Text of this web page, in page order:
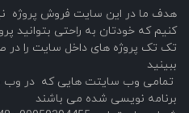
هدف ما در این سایت فروش پروژه
کنیم که خودتان به راحتی بتوانید
تک تک پروژه های داخل سایت را در
ببینید
تمامی وب سایتت هایی که در وب
برنامه نویسی شده می باشند